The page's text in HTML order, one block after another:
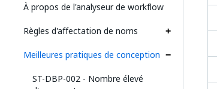
À propos de l'analyseur de workflow
Règles d'affectation de noms
Meilleures pratiques de conception
ST-DBP-002 - Nombre élevé